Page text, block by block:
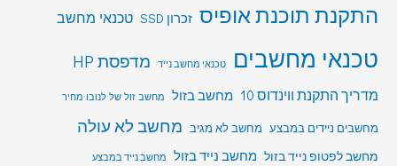
התקנת תוכנת אופיס זכרון SSD טכנאי מחשב
טכנאי מחשבים טכנאי מחשב נייד מדפסת HP
מדריך התקנת ווינדוס 10 מחשב בזול מחשב זול של לנובו מחיר
מחשבים ניידים במבצע מחשב לא מגיב מחשב לא עולה
מחשב לפטופ נייד בזול מחשב נייד בזול מחשב נייד במבצע